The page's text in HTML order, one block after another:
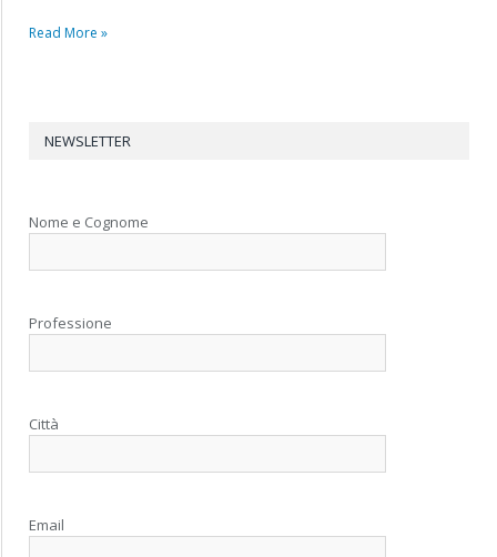
Read More »
NEWSLETTER
Nome e Cognome
Professione
Città
Email